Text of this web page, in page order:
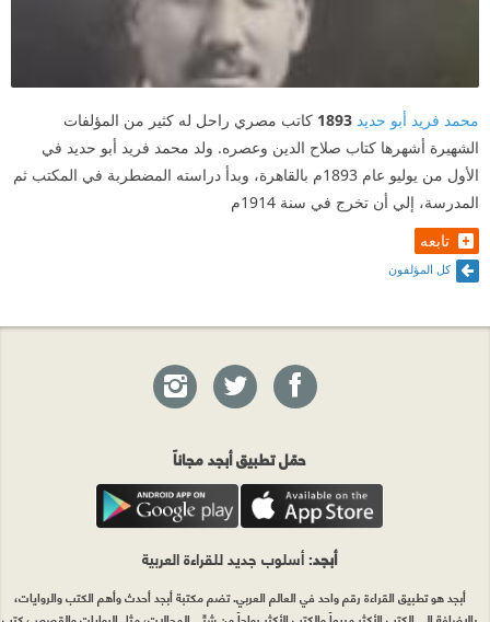
محمد فريد أبو حديد 1893 كاتب مصري راحل له كثير من المؤلفات
الشهيرة أشهرها كتاب صلاح الدين وعصره. ولد محمد فريد أبو حديد في
الأول من يوليو عام 1893م بالقاهرة، وبدأ دراسته المضطربة في المكتب ثم
المدرسة، إلي أن تخرج في سنة 1914م
تابعه
كل المؤلفون
حمّل تطبيق أبجد مجاناً
أبجد: أسلوب جديد للقراءة العربية
أبجد هو تطبيق القراءة رقم واحد في العالم العربي. تضم مكتبة أبجد أحدث وأهم الكتب والروايات،